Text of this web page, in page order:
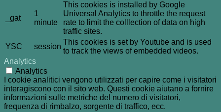
_gat
1
minute
This cookies is installed by Google
Universal Analytics to throttle the request
rate to limit the colllection of data on high
traffic sites.
YSC
session
This cookies is set by Youtube and is used
to track the views of embedded videos.
Analytics
Analytics
I cookie analitici vengono utilizzati per capire come i visitatori
interagiscono con il sito web. Questi cookie aiutano a fornire
informazioni sulle metriche del numero di visitatori,
frequenza di rimbalzo, sorgente di traffico, ecc.